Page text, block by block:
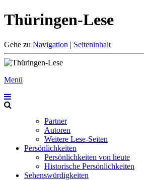
Thüringen-Lese
Gehe zu Navigation | Seiteninhalt
Menü
Partner
Autoren
Weitere Lese-Seiten
Persönlichkeiten
Persönlichkeiten von heute
Historische Persönlichkeiten
Sehenswürdigkeiten